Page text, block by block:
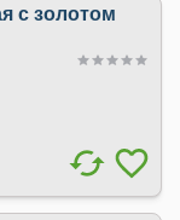
c зoлoтом